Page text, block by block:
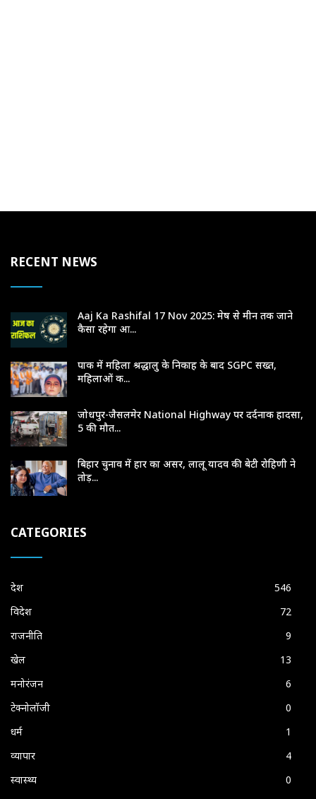
RECENT NEWS
Aaj Ka Rashifal 17 Nov 2025: मेष से मीन तक जाने
कैसा रहेगा आ...
पाक में महिला श्रद्धालु के निकाह के बाद SGPC सख्त,
महिलाओं क...
जोधपुर-जैसलमेर National Highway पर दर्दनाक हादसा,
5 की मौत...
बिहार चुनाव में हार का असर, लालू यादव की बेटी रोहिणी ने
तोड़...
CATEGORIES
देश
546
विदेश
72
राजनीति
9
खेल
13
मनोरंजन
6
टेक्नोलॉजी
0
धर्म
1
व्यापार
4
स्वास्थ्य
0